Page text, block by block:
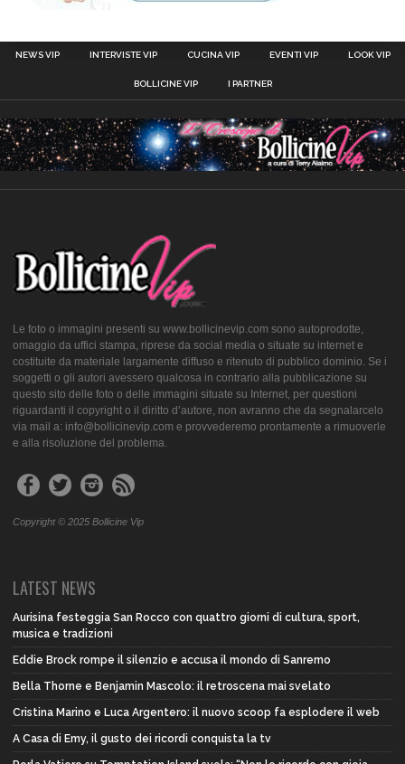
NEWS VIP INTERVISTE VIP CUCINA VIP EVENTI VIP LOOK VIP
BOLLICINE VIP I PARTNER
Le foto o immagini presenti su www.bollicinevip.com sono autoprodotte,
omaggio da uffici stampa, riprese da social media o situate su internet e
costituite da materiale largamente diffuso e ritenuto di pubblico dominio. Se i
soggetti o gli autori avessero qualcosa in contrario alla pubblicazione su
questo sito delle foto o delle immagini situate su Internet, per questioni
riguardanti il copyright o il diritto d’autore, non avranno che da segnalarcelo
via mail a: info@bollicinevip.com e provvederemo prontamente a rimuoverle
e alla risoluzione del problema.
Copyright © 2025 Bollicine Vip
LATEST NEWS
Aurisina festeggia San Rocco con quattro giorni di cultura, sport,
musica e tradizioni
Eddie Brock rompe il silenzio e accusa il mondo di Sanremo
Bella Thorne e Benjamin Mascolo: il retroscena mai svelato
Cristina Marino e Luca Argentero: il nuovo scoop fa esplodere il web
A Casa di Emy, il gusto dei ricordi conquista la tv